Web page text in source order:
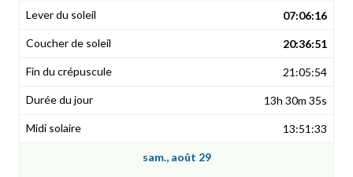
07:06:16
20:36:51
21:05:54
13h 30m 35s
13:51:33
sam., août 29